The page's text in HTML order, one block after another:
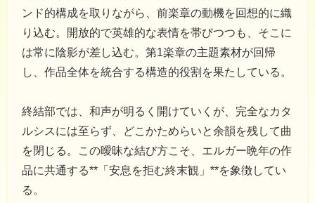
ンド的構成を取りながら、前楽章の動機を回想的に織
り込む。開放的で英雄的な表情を帯びつつも、そこに
は常に陰影が差し込む。第1楽章の主題素材が回帰
し、作品全体を統合する構造的役割を果たしている。
終結部では、和声が明るく開けていくが、完全なカタ
ルシスには至らず、どこかためらいと余韻を残して曲
を閉じる。この曖昧な結び方こそ、エルガー晩年の作
品に共通する**「安息を拒む終末観」**を象徴してい
る。